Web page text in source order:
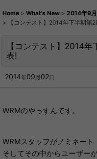
Home > What's New > 2014年9月
>
【コンテスト】2014年下半期第
【コンテスト】2014
表!
2014年09 月 02日
WRMのやっすんです。
WRMスタッフがノミネート
そしてその中からユーザー